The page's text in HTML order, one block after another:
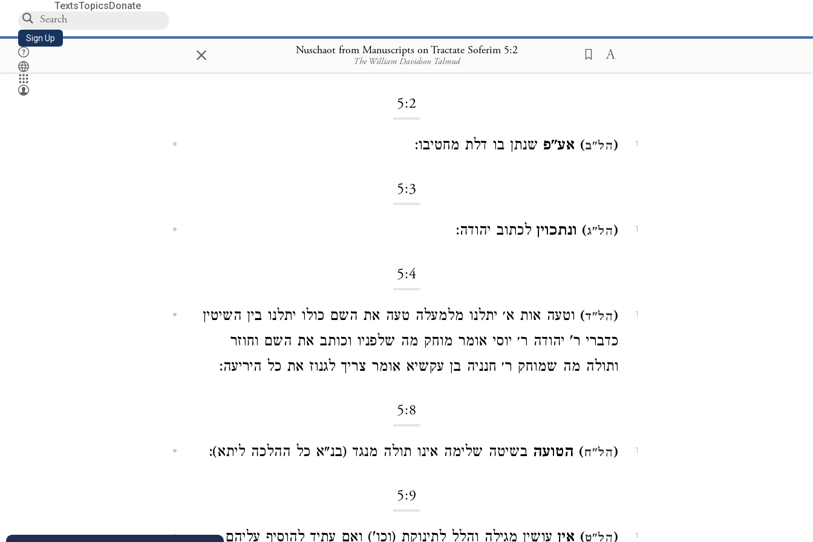
TextsTopicsDonate
Sign Up × Nuschaot from Manuscripts on Tractate Soferim 5:2
The William Davidson Talmud
Loading...
5:2
1
(הל"ב) אע"פ שנתן בו דלת מחטיבו:
5:3
1
(הל"ג) ונתכוין לכתוב יהודה:
5:4
1
(הל"ד) וטעה אות א׳ יתלנו מלמעלה טעה את השם כולו יתלנו בין השיטין
כדברי ר' יהודה ר׳ יוסי אומר מוחק מה שלפניו וכותב את השם וחוזר
ותולה מה שמוחק ר׳ חנניה בן עקשיא אומר צריך לגנוז את כל היריעה:
5:8
1
(הל"ח) הטועה בשיטה שלימה אינו תולה מנגד (בנ"א כל ההלכה ליתא):
5:9
1